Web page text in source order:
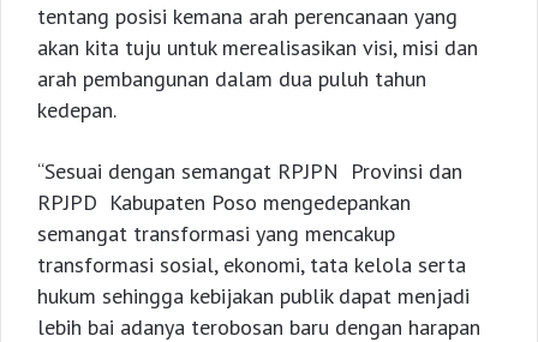
tentang posisi kemana arah perencanaan yang
akan kita tuju untuk merealisasikan visi, misi dan
arah pembangunan dalam dua puluh tahun
kedepan.
“Sesuai dengan semangat RPJPN Provinsi dan
RPJPD Kabupaten Poso mengedepankan
semangat transformasi yang mencakup
transformasi sosial, ekonomi, tata kelola serta
hukum sehingga kebijakan publik dapat menjadi
lebih bai adanya terobosan baru dengan harapan